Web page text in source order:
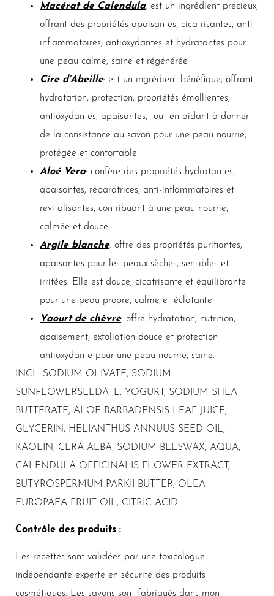
Macérat de Calendula: est un ingrédient précieux,
offrant des propriétés apaisantes, cicatrisantes, anti-
inflammatoires, antioxydantes et hydratantes pour
une peau calme, saine et régénérée
Cire d’Abeille: est un ingrédient bénéfique, offrant
hydratation, protection, propriétés émollientes,
antioxydantes, apaisantes, tout en aidant à donner
de la consistance au savon pour une peau nourrie,
protégée et confortable.
Aloé Vera: confère des propriétés hydratantes,
apaisantes, réparatrices, anti-inflammatoires et
revitalisantes, contribuant à une peau nourrie,
calmée et douce.
Argile blanche: offre des propriétés purifiantes,
apaisantes pour les peaux sèches, sensibles et
irritées. Elle est douce, cicatrisante et équilibrante
pour une peau propre, calme et éclatante
Yaourt de chèvre: offre hydratation, nutrition,
apaisement, exfoliation douce et protection
antioxydante pour une peau nourrie, saine.
INCI : SODIUM OLIVATE, SODIUM
SUNFLOWERSEEDATE, YOGURT, SODIUM SHEA
BUTTERATE, ALOE BARBADENSIS LEAF JUICE,
GLYCERIN, HELIANTHUS ANNUUS SEED OIL,
KAOLIN, CERA ALBA, SODIUM BEESWAX, AQUA,
CALENDULA OFFICINALIS FLOWER EXTRACT,
BUTYROSPERMUM PARKII BUTTER, OLEA
EUROPAEA FRUIT OIL, CITRIC ACID
Contrôle des produits :
Les recettes sont validées par une toxicologue
indépendante experte en sécurité des produits
cosmétiques. Les savons sont fabriqués dans mon